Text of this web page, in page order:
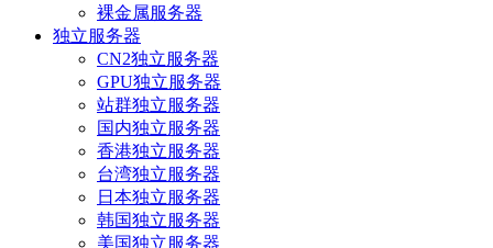
裸金属服务器
独立服务器
CN2独立服务器
GPU独立服务器
站群独立服务器
国内独立服务器
香港独立服务器
台湾独立服务器
日本独立服务器
韩国独立服务器
美国独立服务器